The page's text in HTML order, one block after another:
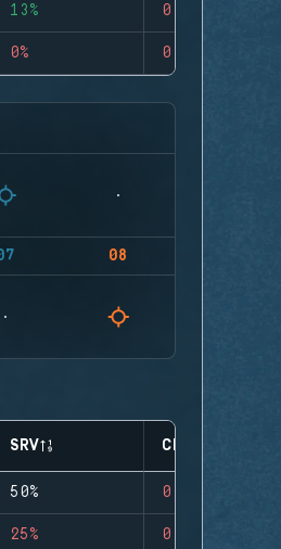
13% 0
0% 0
08
SRV CLUTCHES
50% 0
25% 0